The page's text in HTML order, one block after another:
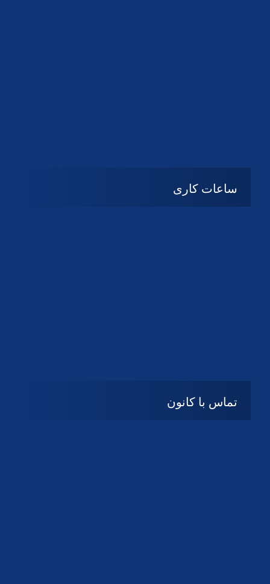
ساعات کاری
تماس با کانون